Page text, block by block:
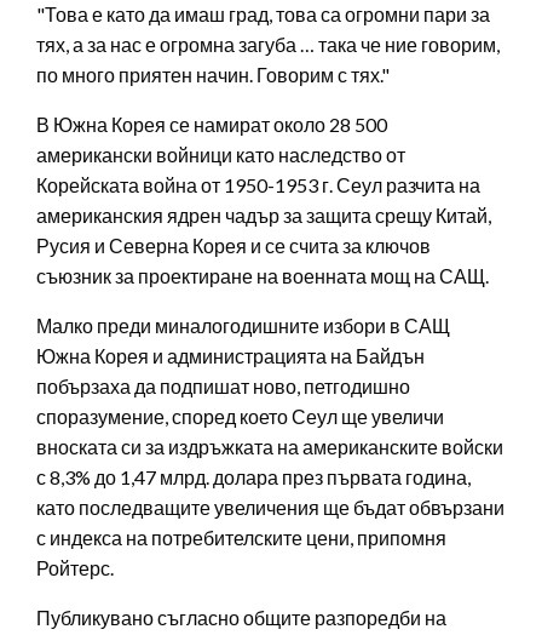
"Това е като да имаш град, това са огромни пари за
тях, а за нас е огромна загуба … така че ние говорим,
по много приятен начин. Говорим с тях."
В Южна Корея се намират около 28 500
американски войници като наследство от
Корейската война от 1950-1953 г. Сеул разчита на
американския ядрен чадър за защита срещу Китай,
Русия и Северна Корея и се счита за ключов
съюзник за проектиране на военната мощ на САЩ.
Малко преди миналогодишните избори в САЩ
Южна Корея и администрацията на Байдън
побързаха да подпишат ново, петгодишно
споразумение, според което Сеул ще увеличи
вноската си за издръжката на американските войски
с 8,3% до 1,47 млрд. долара през първата година,
като последващите увеличения ще бъдат обвързани
с индекса на потребителските цени, припомня
Ройтерс.
Публикувано съгласно общите разпоредби на